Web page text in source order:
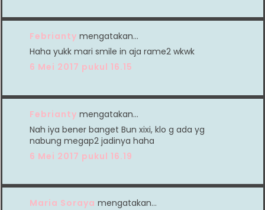
Febrianty mengatakan…
Haha yukk mari smile in aja rame2 wkwk
6 Mei 2017 pukul 16.15
Febrianty mengatakan…
Nah iya bener banget Bun xixi, klo g ada yg
nabung megap2 jadinya haha
6 Mei 2017 pukul 16.19
Maria Soraya mengatakan…